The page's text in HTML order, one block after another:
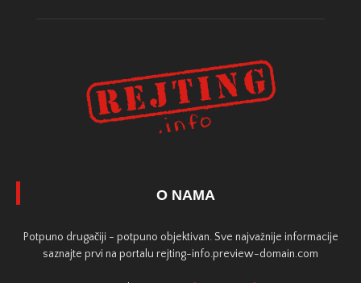
O NAMA
Potpuno drugačiji - potpuno objektivan. Sve najvažnije informacije
saznajte prvi na portalu rejting-info.preview-domain.com